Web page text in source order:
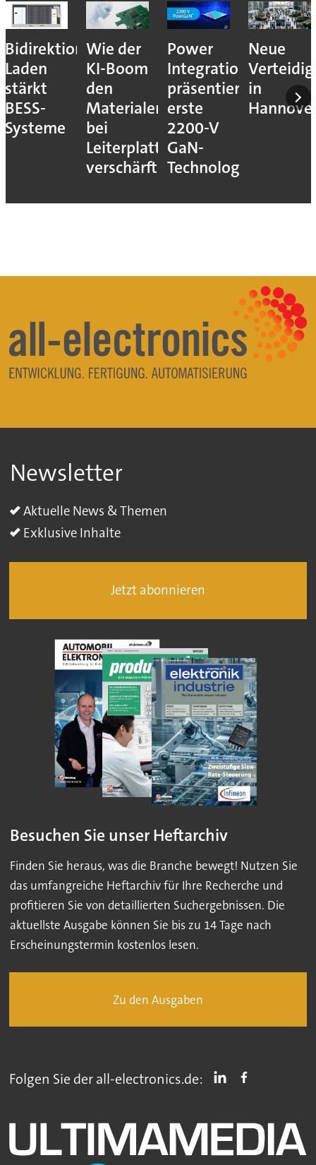
Bidirektionales
Laden
stärkt
BESS-
Systeme
Wie der
KI-Boom
den
Materialengpass
bei
Leiterplatten
verschärft
Power
Integrations
präsentiert
erste
2200-V
GaN-
Technologie
Neue
in
Newsletter
Aktuelle News & Themen
Exklusive Inhalte
Jetzt abonnieren
Besuchen Sie unser Heftarchiv
Finden Sie heraus, was die Branche bewegt! Nutzen Sie
das umfangreiche Heftarchiv für Ihre Recherche und
profitieren Sie von detaillierten Suchergebnissen. Die
aktuellste Ausgabe können Sie bis zu 14 Tage nach
Erscheinungstermin kostenlos lesen.
Zu den Ausgaben
Folgen Sie der all-electronics.de: